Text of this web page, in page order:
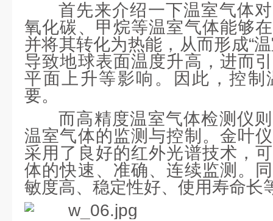
首先来介绍一下温室气体
氧化碳、甲烷等温室气体能够
并将其转化为热能，从而形成“
导致地球表面温度升高，进而
平面上升等影响。因此，控制
要。
而高精度温室气体检测仪
温室气体的监测与控制。金叶
采用了良好的红外光谱技术，
体的快速、准确、连续监测。
敏度高、稳定性好、使用寿命长